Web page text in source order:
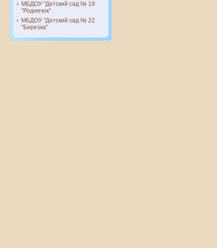
МБДОУ "Детский сад № 19
"Родничок"
МБДОУ "Детский сад № 22
"Березка"